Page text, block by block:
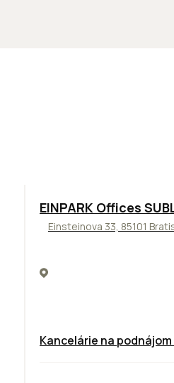
TOP ODPORÚČAME
EINPARK Offices
Einsteinova 33, 85101
Kancelárie na